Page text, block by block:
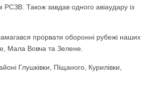
РСЗВ. Також завдав одного авіаудару із
прорвати оборонні рубежі наших
Мала Вовча та Зелене.
Глушківки, Піщаного, Курилівки,